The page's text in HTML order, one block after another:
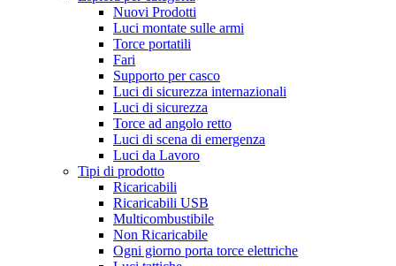
Nuovi Prodotti
Luci montate sulle armi
Torce portatili
Fari
Supporto per casco
Luci di sicurezza internazionali
Luci di sicurezza
Torce ad angolo retto
Luci di scena di emergenza
Luci da Lavoro
Tipi di prodotto
Ricaricabili
Ricaricabili USB
Multicombustibile
Non Ricaricabile
Ogni giorno porta torce elettriche